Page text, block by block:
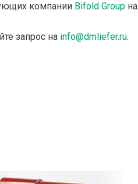
компании Bifold Group на
запрос на info@dmliefer.ru.